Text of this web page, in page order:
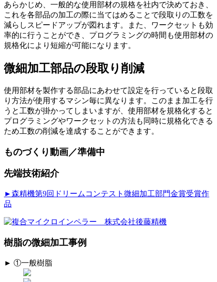
あらかじめ、一般的な使用部材の規格を社内で決めておき、
これを各部品の加工の際に当てはめることで段取りの工数を
減らしスピードアップが図れます。また、ワークセットも効
率的に行うことができ、プログラミングの時間も使用部材の
規格化により短縮が可能になります。
微細加工部品の段取り削減
使用部材を製作する部品にあわせて設定を行っていると段取
り方法が使用するマシン毎に異なります。このまま加工を行
うと工数が掛かってしまいますが、使用部材を規格化すると
プログラミングやワークセットの方法も同時に規格化できる
ため工数の削減を達成することができます。
ものづくり動画／準備中
先端技術紹介
►森精機第9回ドリームコンテスト微細加工部門金賞受賞作
品
樹脂の微細加工事例
► ①一般樹脂